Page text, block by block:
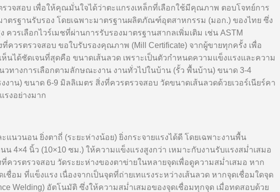
จสอบ เพื่อให้คุณมั่นใจได้ว่าตะแกรงเหล็กที่เลือกใช้มีคุณภาพ ตอบโจทย์การ
รฐานรับรอง โดยเฉพาะมาตรฐานผลิตภัณฑ์อุตสาหกรรม (มอก.) ของไทย ซึ่ง
เลือกไวร์เมชที่ผ่านการรับรองมาตรฐานสากลเพิ่มเติม เช่น ASTM
วรตรวจสอบ ขอใบรับรองคุณภาพ (Mill Certificate) จากผู้ขายทุกครั้ง เพื่อ
ได้ชัดเจนที่สุดคือ ขนาดเส้นลวด เพราะเป็นตัวกำหนดความแข็งแรงและความ
ทางการเลือกตามลักษณะงาน งานทั่วไปในบ้าน (รั้ว พื้นบ้าน) ขนาด 3-4
น) ขนาด 6-9 มิลลิเมตร สิ่งที่ควรตรวจสอบ วัดขนาดเส้นลวดด้วยเวอร์เนียร์คา
รงอย่างมาก
นวนอน ยิ่งตาถี่ (ระยะห่างน้อย) ยิ่งกระจายแรงได้ดี โดยเฉพาะงานพื้น
นิ้ว (10×10 ซม.) ให้ความแข็งแรงสูงกว่า เหมาะกับงานรับแรงสม่ำเสมอ
วรตรวจสอบ วัดระยะห่างของตาข่ายในหลายจุดเพื่อดูความสม่ำเสมอ หาก
ม ที่แข็งแรง เนื่องจากเป็นจุดที่ถ่ายเทแรงระหว่างเส้นลวด หากจุดเชื่อมใดจุด
Welding) อัตโนมัติ ซึ่งให้ความสม่ำเสมอของจุดเชื่อมทุกจุด เมื่อทดสอบด้วย